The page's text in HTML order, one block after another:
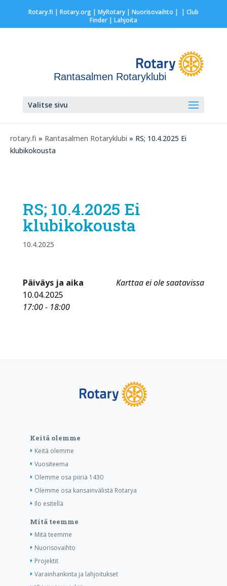
Rotary.fi | Rotary.org| MyRotary | Nuorisovaihto | | Club
Finder| Lahjoita
Rantasalmen Rotaryklubi
Valitse sivu
rotary.fi » Rantasalmen Rotaryklubi » RS; 10.4.2025 Ei
klubikokousta
RS; 10.4.2025 Ei
klubikokousta
10.4.2025
Karttaa ei ole saatavissa
Päiväys ja aika
10.04.2025
17:00 - 18:00
Keitä olemme
Keitä olemme
Vuositeema
Olemme osa piiriä 1430
Olemme osa kansainvälistä Rotarya
Ilo esitellä
Mitä teemme
Mitä teemme
Nuorisovaihto
Projektit
Varainhankinta ja lahjoitukset